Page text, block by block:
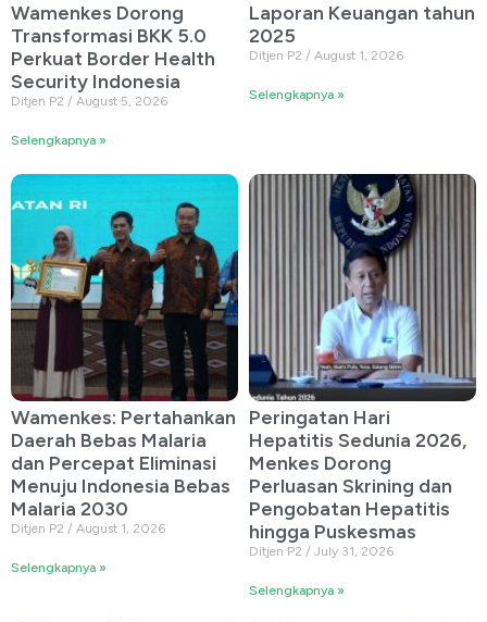
Wamenkes Dorong
Transformasi BKK 5.0
Perkuat Border Health
Security Indonesia
Ditjen P2 August 5, 2026
Selengkapnya »
Laporan Keuangan tahun
2025
Ditjen P2 August 1, 2026
Selengkapnya »
Wamenkes: Pertahankan
Daerah Bebas Malaria
dan Percepat Eliminasi
Menuju Indonesia Bebas
Malaria 2030
Ditjen P2 August 1, 2026
Selengkapnya »
Peringatan Hari
Hepatitis Sedunia 2026,
Menkes Dorong
Perluasan Skrining dan
Pengobatan Hepatitis
hingga Puskesmas
Ditjen P2 July 31, 2026
Selengkapnya »